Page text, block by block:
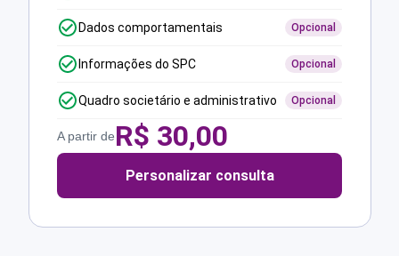
Dados comportamentais Opcional
Informações do SPC Opcional
Quadro societário e administrativo Opcional
A partir deR$ 30,00
Personalizar consulta